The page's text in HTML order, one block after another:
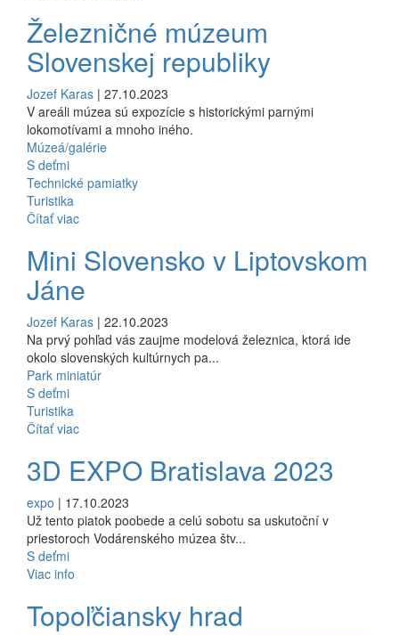
Železničné múzeum
Slovenskej republiky
Jozef Karas | 27.10.2023
V areáli múzea sú expozície s historickými parnými
lokomotívami a mnoho iného.
Múzeá/galérie
S deťmi
Technické pamiatky
Turistika
Čítať viac
Mini Slovensko v Liptovskom
Jáne
Jozef Karas | 22.10.2023
Na prvý pohľad vás zaujme modelová železnica, ktorá ide
okolo slovenských kultúrnych pa...
Park miniatúr
S deťmi
Turistika
Čítať viac
3D EXPO Bratislava 2023
expo | 17.10.2023
Už tento piatok poobede a celú sobotu sa uskutoční v
priestoroch Vodárenského múzea štv...
S deťmi
Viac info
Topoľčiansky hrad